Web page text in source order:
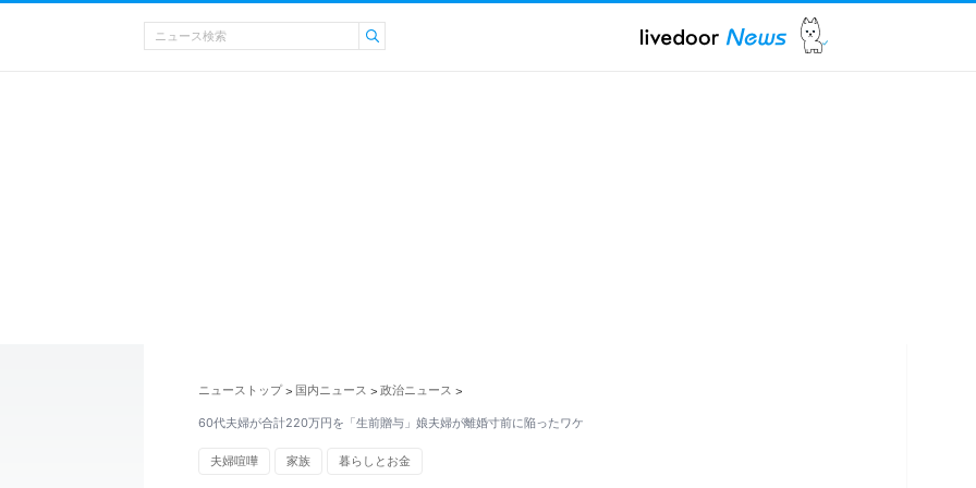
ニューストップ > 国内ニュース > 政治ニュース >
60代夫婦が合計220万円を「生前贈与」娘夫婦が離婚寸前に陥ったワケ
夫婦喧嘩 家族 暮らしとお金